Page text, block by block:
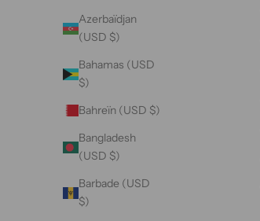
Azerbaïdjan
(USD $)
Bahamas (USD
$)
Bahreïn (USD $)
Bangladesh
(USD $)
Barbade (USD
$)